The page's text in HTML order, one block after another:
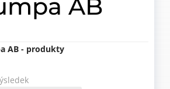
AB
AB - produkty